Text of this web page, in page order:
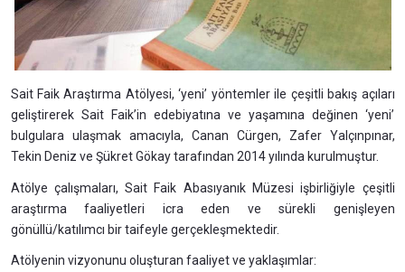
Sait Faik Araştırma Atölyesi, ‘yeni’ yöntemler ile çeşitli bakış açıları
geliştirerek Sait Faik’in edebiyatına ve yaşamına değinen ‘yeni’
bulgulara ulaşmak amacıyla, Canan Cürgen, Zafer Yalçınpınar,
Tekin Deniz ve Şükret Gökay tarafından 2014 yılında kurulmuştur.
Atölye çalışmaları, Sait Faik Abasıyanık Müzesi işbirliğiyle çeşitli
araştırma faaliyetleri icra eden ve sürekli genişleyen
gönüllü/katılımcı bir taifeyle gerçekleşmektedir.
Atölyenin vizyonunu oluşturan faaliyet ve yaklaşımlar: